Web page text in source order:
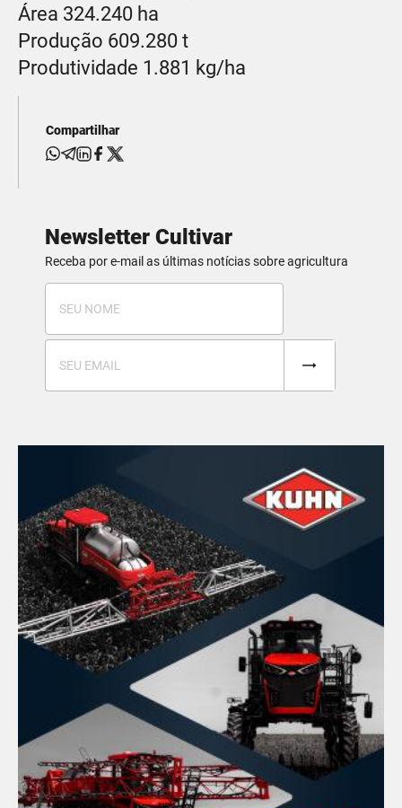
Área 324.240 ha
Produção 609.280 t
Produtividade 1.881 kg/ha
Compartilhar
Newsletter Cultivar
Receba por e-mail as últimas notícias sobre agricultura